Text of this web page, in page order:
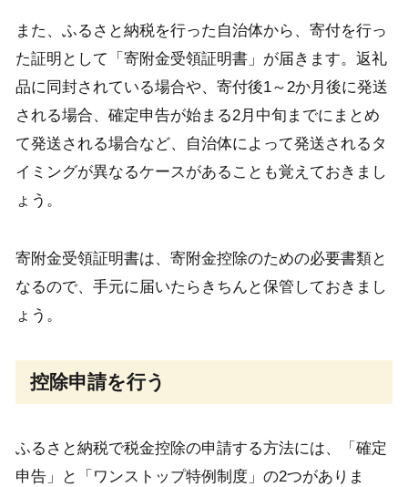
また、ふるさと納税を行った自治体から、寄付を行っ
た証明として「寄附金受領証明書」が届きます。返礼
品に同封されている場合や、寄付後1～2か月後に発送
される場合、確定申告が始まる2月中旬までにまとめ
て発送される場合など、自治体によって発送されるタ
イミングが異なるケースがあることも覚えておきまし
ょう。
寄附金受領証明書は、寄附金控除のための必要書類と
なるので、手元に届いたらきちんと保管しておきまし
ょう。
控除申請を行う
ふるさと納税で税金控除の申請する方法には、「確定
申告」と「ワンストップ特例制度」の2つがありま